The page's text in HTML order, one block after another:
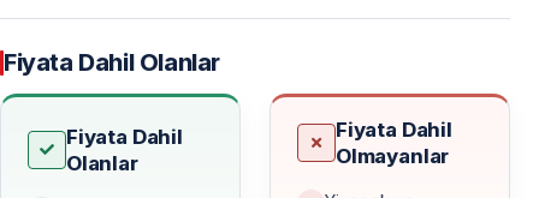
olacak şekilde planlanmıştır — off-road deneyimi
gerekmez.
— Doğal arazide sürüş keyfi
Fiyata Dahil Olanlar
Fiyata Dahil
Olanlar
Fiyata Dahil
Olmayanlar